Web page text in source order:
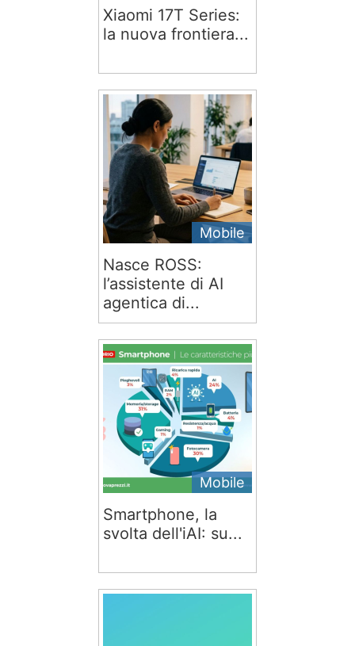
Xiaomi 17T Series:
la nuova frontiera...
Mobile
Nasce ROSS:
l’assistente di AI
agentica di...
Mobile
Smartphone, la
svolta dell'iAI: su...